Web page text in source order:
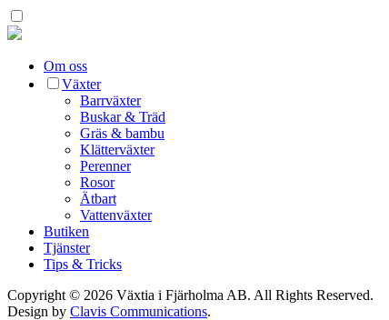
Om oss
Växter
Barrväxter
Buskar & Träd
Gräs & bambu
Klätterväxter
Perenner
Rosor
Ätbart
Vattenväxter
Butiken
Tjänster
Tips & Tricks
Copyright © 2026 Växtia i Fjärholma AB. All Rights Reserved.
Design by Clavis Communications.